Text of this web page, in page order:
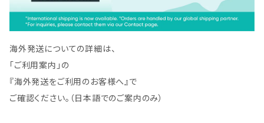
海外発送についての詳細は、
「ご利用案内」の
『海外発送をご利用のお客様へ』で
ご確認ください。（日本語でのご案内のみ）